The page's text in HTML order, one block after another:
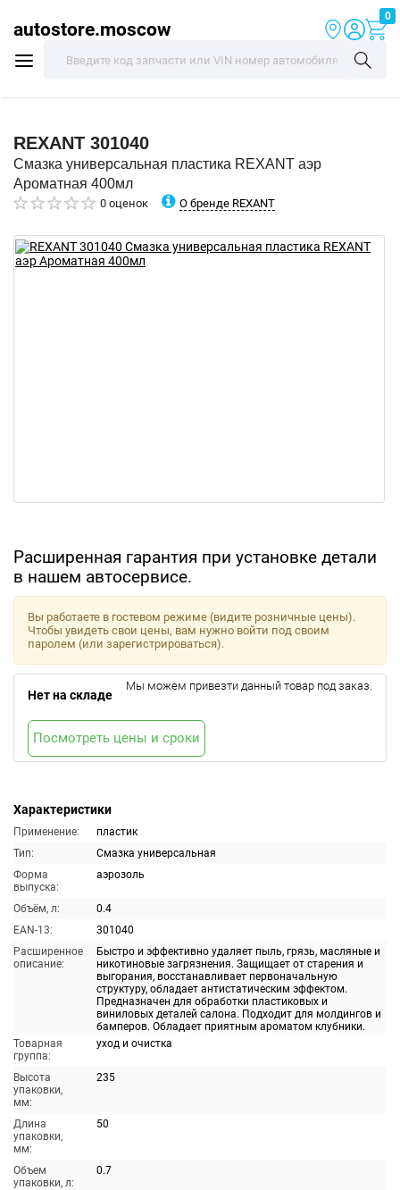
autostore.moscow
0
REXANT 301040
Смазка универсальная пластика REXANT аэр
Ароматная 400мл
0 оценок О бренде REXANT
Расширенная гарантия при установке детали
в нашем автосервисе.
Характеристики
Применение:
пластик
Тип:
Смазка универсальная
Форма
выпуска:
аэрозоль
Объём, л:
0.4
EAN-13:
301040
Расширенное
описание:
Быстро и эффективно удаляет пыль, грязь, масляные и
никотиновые загрязнения. Защищает от старения и
выгорания, восстанавливает первоначальную
структуру, обладает антистатическим эффектом.
Предназначен для обработки пластиковых и
виниловых деталей салона. Подходит для молдингов и
бамперов. Обладает приятным ароматом клубники.
Товарная
группа:
уход и очистка
Высота
упаковки,
мм:
235
Длина
упаковки,
мм:
50
Объем
упаковки, л:
0.7
Вы работаете в гостевом режиме (видите розничные цены).
Чтобы увидеть свои цены, вам нужно войти под своим
паролем (или зарегистрироваться).
Нет на складе
Мы можем привезти данный товар под заказ.
Посмотреть цены и сроки